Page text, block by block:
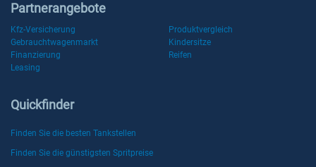
Partnerangebote
Kfz-Versicherung
Produktvergleich
Gebrauchtwagenmarkt
Kindersitze
Finanzierung
Reifen
Leasing
Quickfinder
Finden Sie die besten Tankstellen
Finden Sie die günstigsten Spritpreise